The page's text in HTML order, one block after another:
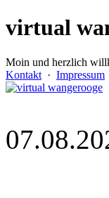
virtual
Moin und herzlich
Kontakt · Impressum